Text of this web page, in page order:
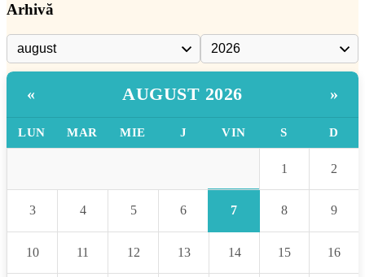
Arhivă
« AUGUST 2026 »
LUN MAR MIE J VIN S D
1 2
3 4 5 6 7 8 9
10 11 12 13 14 15 16